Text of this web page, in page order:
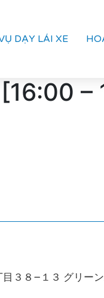
DẠY LÁI XE
–
３８−１３ グリー